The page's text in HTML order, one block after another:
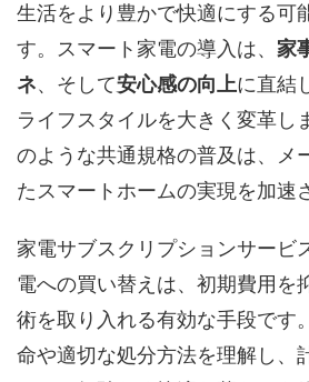
生活をより豊かで快適にする可
す。スマート家電の導入は、 家
ネ、そして安心感の向上に直結
ライフスタイルを大きく変革
のような共通規格の普及は、メ
たスマートホームの実現を加速
家電サブスクリプションサービ
電への買い替えは、初期費用を
術を取り入れる有効な手段です
命や適切な処分方法を理解し、